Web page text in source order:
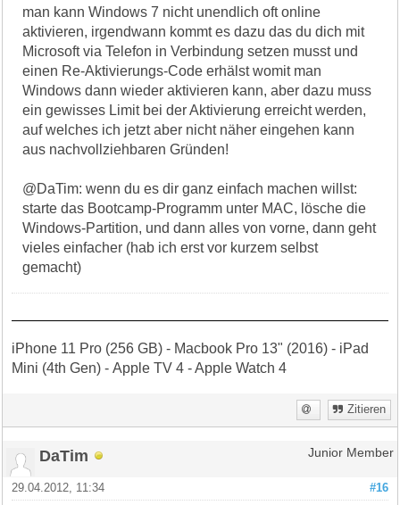
man kann Windows 7 nicht unendlich oft online
aktivieren, irgendwann kommt es dazu das du dich mit
Microsoft via Telefon in Verbindung setzen musst und
einen Re-Aktivierungs-Code erhälst womit man
Windows dann wieder aktivieren kann, aber dazu muss
ein gewisses Limit bei der Aktivierung erreicht werden,
auf welches ich jetzt aber nicht näher eingehen kann
aus nachvollziehbaren Gründen!
@DaTim: wenn du es dir ganz einfach machen willst:
starte das Bootcamp-Programm unter MAC, lösche die
Windows-Partition, und dann alles von vorne, dann geht
vieles einfacher (hab ich erst vor kurzem selbst
gemacht)
iPhone 11 Pro (256 GB) - Macbook Pro 13" (2016) - iPad
Mini (4th Gen) - Apple TV 4 - Apple Watch 4
Zitieren
DaTim Junior Member
#16
29.04.2012, 11:34